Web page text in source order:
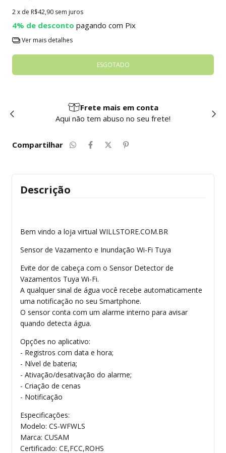
2x de R$42,90 sem juros
4% de desconto pagando com Pix
Ver mais detalhes
Frete mais em conta
Aqui não tem abuso no seu frete!
Compartilhar
Descrição
Bem vindo a loja virtual WILLSTORE.COM.BR
Sensor de Vazamento e Inundação Wi-Fi Tuya
Evite dor de cabeça com o Sensor Detector de
Vazamentos Tuya Wi-Fi.
A qualquer sinal de água você recebe automaticamente
uma notificação no seu Smartphone.
O sensor conta com um alarme interno para avisar
quando detecta água.
Opções no aplicativo:
- Registros com data e hora;
- Nível de bateria;
- Ativação/desativação do alarme;
- Criação de cenas
- Notificação
Especificações:
Modelo: CS-WFWLS
Marca: CUSAM
Certificado: CE,FCC,ROHS